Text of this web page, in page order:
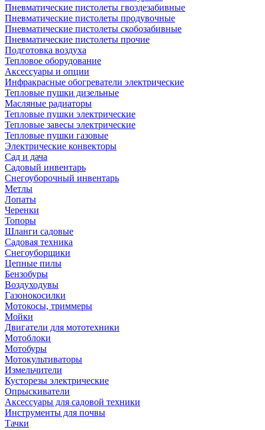
Пневматические пистолеты гвоздезабивные
Пневматические пистолеты продувочные
Пневматические пистолеты скобозабивные
Пневматические пистолеты прочие
Подготовка воздуха
Тепловое оборудование
Аксессуары и опции
Инфракрасные обогреватели электрические
Тепловые пушки дизельные
Масляные радиаторы
Тепловые пушки электрические
Тепловые завесы электрические
Тепловые пушки газовые
Электрические конвекторы
Сад и дача
Садовый инвентарь
Снегоуборочный инвентарь
Метлы
Лопаты
Черенки
Топоры
Шланги садовые
Садовая техника
Снегоуборщики
Цепные пилы
Бензобуры
Воздуходувы
Газонокосилки
Мотокосы, триммеры
Мойки
Двигатели для мототехники
Мотоблоки
Мотобуры
Мотокультиваторы
Измельчители
Кусторезы электрические
Опрыскиватели
Аксессуары для садовой техники
Инструменты для почвы
Тачки